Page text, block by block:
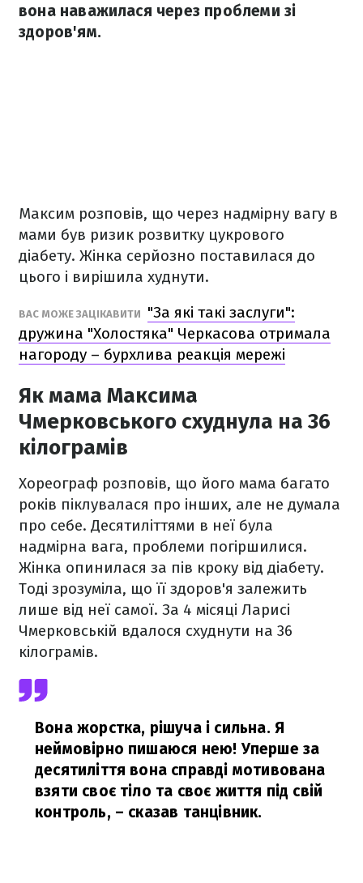
вона наважилася через проблеми зі
здоров'ям.
Максим розповів, що через надмірну вагу в
мами був ризик розвитку цукрового
діабету. Жінка серйозно поставилася до
цього і вирішила худнути.
ВАС МОЖЕ ЗАЦІКАВИТИ
"За які такі заслуги":
дружина "Холостяка" Черкасова отримала
нагороду – бурхлива реакція мережі
Як мама Максима
Чмерковського схуднула на 36
кілограмів
Хореограф розповів, що його мама багато
років піклувалася про інших, але не думала
про себе. Десятиліттями в неї була
надмірна вага, проблеми погіршилися.
Жінка опинилася за пів кроку від діабету.
Тоді зрозуміла, що її здоров'я залежить
лише від неї самої. За 4 місяці Ларисі
Чмерковській вдалося схуднути на 36
кілограмів.
Вона жорстка, рішуча і сильна. Я
неймовірно пишаюся нею! Уперше за
десятиліття вона справді мотивована
взяти своє тіло та своє життя під свій
контроль, – сказав танцівник.